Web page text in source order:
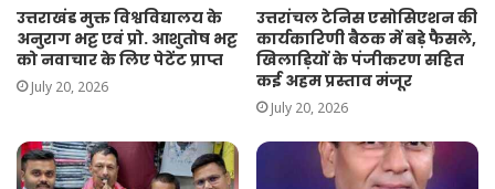
उत्तराखंड मुक्त विश्वविद्यालय के
अनुराग भट्ट एवं प्रो. आशुतोष भट्ट
को नवाचार के लिए पेटेंट प्राप्त
July 20, 2026
उत्तरांचल टेनिस एसोसिएशन की
कार्यकारिणी बैठक में बड़े फैसले,
खिलाड़ियों के पंजीकरण सहित
कई अहम प्रस्ताव मंजूर
July 20, 2026